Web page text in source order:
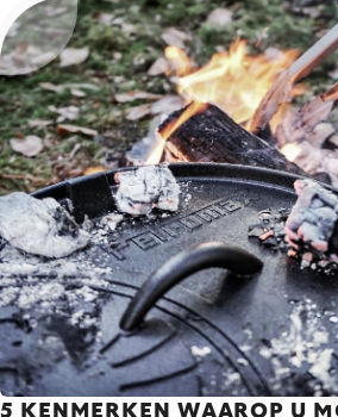
5 KENMERKEN WAAROP U